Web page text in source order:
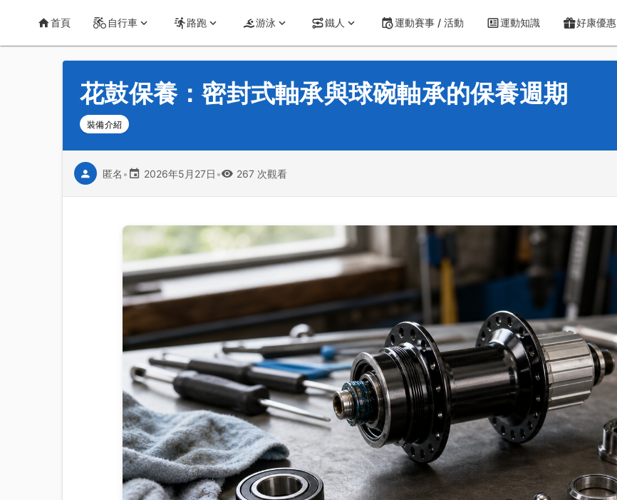
CT Yeh 公路車基地
首頁 自行車 路跑 游泳 鐵人 運動賽事 / 活動 運動知識 好康優惠
運動知識 詳情
花鼓保養：密封式軸承與球碗軸承的保養週期
裝備介紹
匿名 • 2026年5月27日 • 267 次觀看